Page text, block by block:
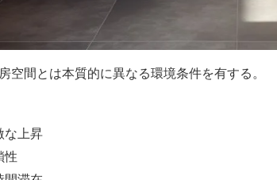
空間とは本質的に異なる環境条件を有する。
な上昇
性